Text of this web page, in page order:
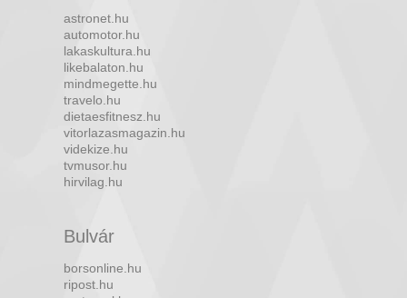
astronet.hu
automotor.hu
lakaskultura.hu
likebalaton.hu
mindmegette.hu
travelo.hu
dietaesfitnesz.hu
vitorlazasmagazin.hu
videkize.hu
tvmusor.hu
hirvilag.hu
Bulvár
borsonline.hu
ripost.hu